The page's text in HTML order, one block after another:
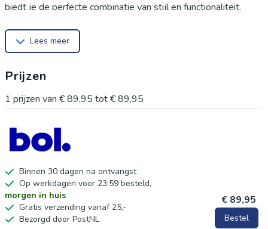
biedt je de perfecte combinatie van stijl en functionaliteit.
deze set voor een optimale nachtrust. De set bevat een
elegante kleur die naadloos aansluit bij je interieur. 3
Voordelen:
materiaal dat je helpt koel te blijven tijdens de nacht.
Duurzaam en Kreukvrij: De hoeslakenset is ontworpen om
lang mee te gaan zonder dat je je zorgen hoeft te maken over
kreuken of slijtage.
Eenvoudig Onderhoud: Wasmachinebestendig en snel
drogend, ideaal voor een druk leven.
Lees meer
Prijzen
1 prijzen van € 89,95 tot€ 89,95
Binnen 30 dagen na ontvangst
Op werkdagen voor 23:59 besteld,
morgen in huis
Gratis verzending vanaf 25,-
Bezorgd door PostNL
€ 89,95
Bestel